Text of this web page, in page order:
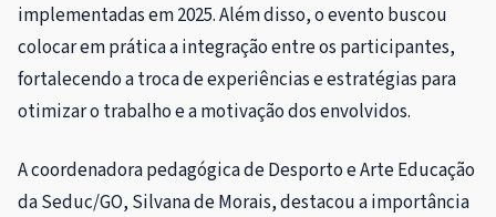
implementadas em 2025. Além disso, o evento buscou
colocar em prática a integração entre os participantes,
fortalecendo a troca de experiências e estratégias para
otimizar o trabalho e a motivação dos envolvidos.
A coordenadora pedagógica de Desporto e Arte Educação
da Seduc/GO, Silvana de Morais, destacou a importância